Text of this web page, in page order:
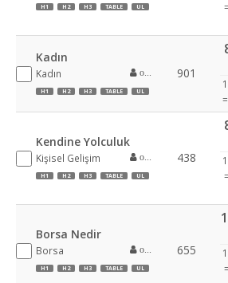
H1 H2 H3 TABLE UL
Kadın
Kadın
H1 H2 H3 TABLE UL
901
Kendine Yolculuk
Kişisel Gelişim
H1 H2 H3 TABLE UL
438
Borsa Nedir
Borsa
H1 H2 H3 TABLE UL
655